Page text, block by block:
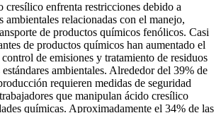
cresílico enfrenta restricciones debido a
ambientales relacionadas con el manejo,
de productos químicos fenólicos. Casi
de productos químicos han aumentado el
control de emisiones y tratamiento de residuos
ambientales. Alrededor del 39% de
requieren medidas de seguridad
que manipulan ácido cresílico
químicas. Aproximadamente el 34% de las